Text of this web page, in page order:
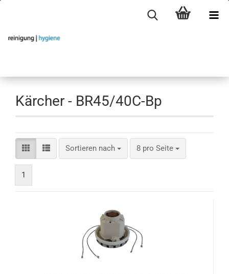
Kärcher - BR45/40C-Bp
Sortieren nach
Sortieren nach 8 pro Seite
pro Seite
1